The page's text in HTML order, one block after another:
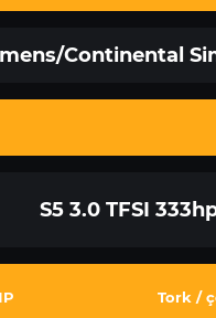
Continental
S5 3.0 TFSI
Tork /